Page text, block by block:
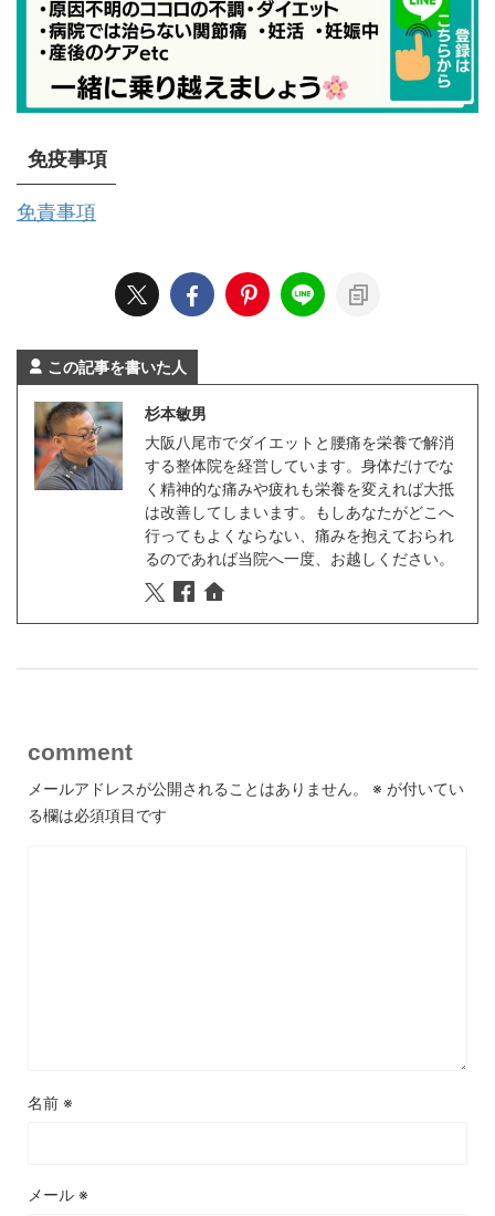
免疫事項
免責事項
この記事を書いた人
杉本敏男
大阪八尾市でダイエットと腰痛を栄養で解消
する整体院を経営しています。身体だけでな
く精神的な痛みや疲れも栄養を変えれば大抵
は改善してしまいます。もしあなたがどこへ
行ってもよくならない、痛みを抱えておられ
るのであれば当院へ一度、お越しください。
comment
メールアドレスが公開されることはありません。 ※ が付いてい
る欄は必須項目です
名前 ※
メール ※